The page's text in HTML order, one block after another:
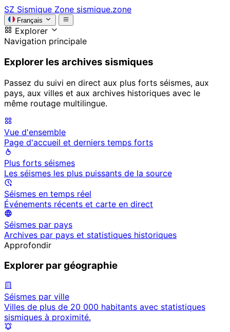
SZ Sismique Zone sismique.zone
Français
Explorer
Navigation principale
Explorer les archives sismiques
Passez du suivi en direct aux plus forts séismes, aux
pays, aux villes et aux archives historiques avec le
même routage multilingue.
Vue d'ensemble
Page d'accueil et derniers temps forts
Plus forts séismes
Les séismes les plus puissants de la source
Séismes en temps réel
Événements récents et carte en direct
Séismes par pays
Archives par pays et statistiques historiques
Approfondir
Explorer par géographie
Séismes par ville
Villes de plus de 20 000 habitants avec statistiques
sismiques à proximité.